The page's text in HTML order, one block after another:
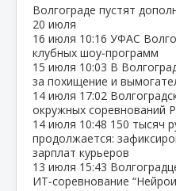
Волгограде пустят
20 июля
16 июля 10:16 УФАС
клубных шоу‑программ
15 июля 10:03 В
за похищение и
14 июля 17:02
окружных соревнований
14 июля 10:48 150 тысяч
продолжается:
зарплат курьеров
13 июля 15:43
ИТ‑соревнование